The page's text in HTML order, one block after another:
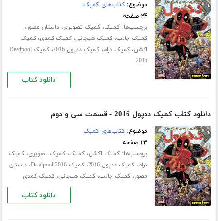
موضوع:کتاب‌های کمیک
۲۴ صفحه
برچسب‌ها:کمیک،کمیک تصویری،داستان مصور،
کمیک جالب،کمیک هیجانی،کمیک کمدی،کمیک
اکشن،کمیک درام،کمیک ددپول 2016 ،
کمیک Deadpool
2016
دانلود کتاب
دانلود کتاب کمیک ددپول 2016 - قسمت سی‌ و دوم
موضوع:کتاب‌های کمیک
۲۳ صفحه
برچسب‌ها:کمیک اکشن،کمیک،کمیک تصویری،کمیک
درام،کمیک ددپول 2016 ،کمیک Deadpool 2016 ،داستان
مصور،کمیک جالب،کمیک هیجانی،کمیک کمدی
دانلود کتاب